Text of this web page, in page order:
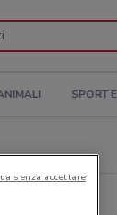
SPORT
senza accettare